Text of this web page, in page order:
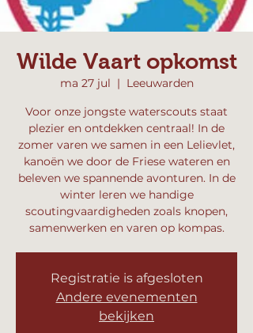
Wilde Vaart opkomst
ma 27 jul
  |
Leeuwarden
Voor onze jongste waterscouts staat
plezier en ontdekken centraal! In de
zomer varen we samen in een Lelievlet,
kanoën we door de Friese wateren en
beleven we spannende avonturen. In de
winter leren we handige
scoutingvaardigheden zoals knopen,
samenwerken en varen op kompas.
Registratie is afgesloten
Andere evenementen
bekijken